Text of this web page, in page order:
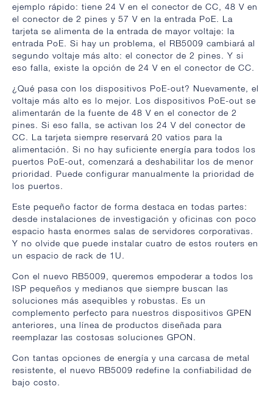
ejemplo rápido: tiene 24 V en el conector de CC, 48 V en
el conector de 2 pines y 57 V en la entrada PoE. La
tarjeta se alimenta de la entrada de mayor voltaje: la
entrada PoE. Si hay un problema, el RB5009 cambiará al
segundo voltaje más alto: el conector de 2 pines. Y si
eso falla, existe la opción de 24 V en el conector de CC.
¿Qué pasa con los dispositivos PoE-out? Nuevamente, el
voltaje más alto es lo mejor. Los dispositivos PoE-out se
alimentarán de la fuente de 48 V en el conector de 2
pines. Si eso falla, se activan los 24 V del conector de
CC. La tarjeta siempre reservará 20 vatios para la
alimentación. Si no hay suficiente energía para todos los
puertos PoE-out, comenzará a deshabilitar los de menor
prioridad. Puede configurar manualmente la prioridad de
los puertos.
Este pequeño factor de forma destaca en todas partes:
desde instalaciones de investigación y oficinas con poco
espacio hasta enormes salas de servidores corporativas.
Y no olvide que puede instalar cuatro de estos routers en
un espacio de rack de 1U.
Con el nuevo RB5009, queremos empoderar a todos los
ISP pequeños y medianos que siempre buscan las
soluciones más asequibles y robustas. Es un
complemento perfecto para nuestros dispositivos GPEN
anteriores, una línea de productos diseñada para
reemplazar las costosas soluciones GPON.
Con tantas opciones de energía y una carcasa de metal
resistente, el nuevo RB5009 redefine la confiabilidad de
bajo costo.